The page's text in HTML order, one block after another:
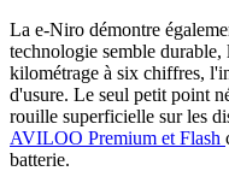
La e-Niro démontre
technologie semble
kilométrage à six chiffres,
d'usure. Le seul petit point
rouille superficielle sur les
AVILOO Premium et Flash
batterie.